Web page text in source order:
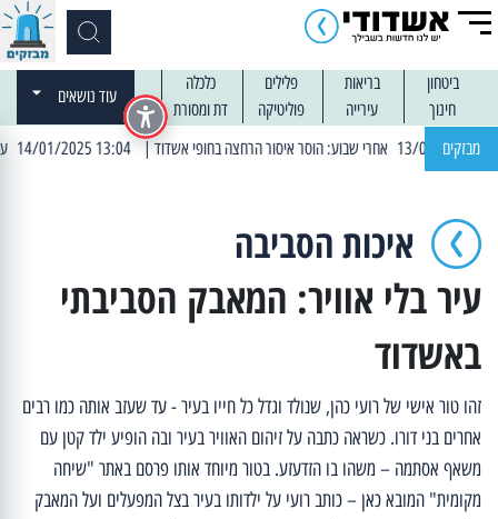
ביטחון בריאות פלילים
כלכלה
חינוך
עירייה פוליטיקה דת ומסורת
עוד נושאים
מבזקים | 13:04 14/01/2025 עובדים בלילות: עבודות קרצוף וריבוד אספלט
איכות הסביבה
עיר בלי אוויר: המאבק הסביבתי
באשדוד
זהו טור אישי של רועי כהן, שנולד וגדל כל חייו בעיר - עד שעזב אותה כמו רבים
אחרים בני דורו. כשראה כתבה על זיהום האוויר בעיר ובה הופיע ילד קטן עם
משאף אסתמה – משהו בו הזדעזע. בטור מיוחד אותו פרסם באתר "שיחה
מקומית" המובא כאן – כותב רועי על ילדותו בעיר בצל המפעלים ועל המאבק